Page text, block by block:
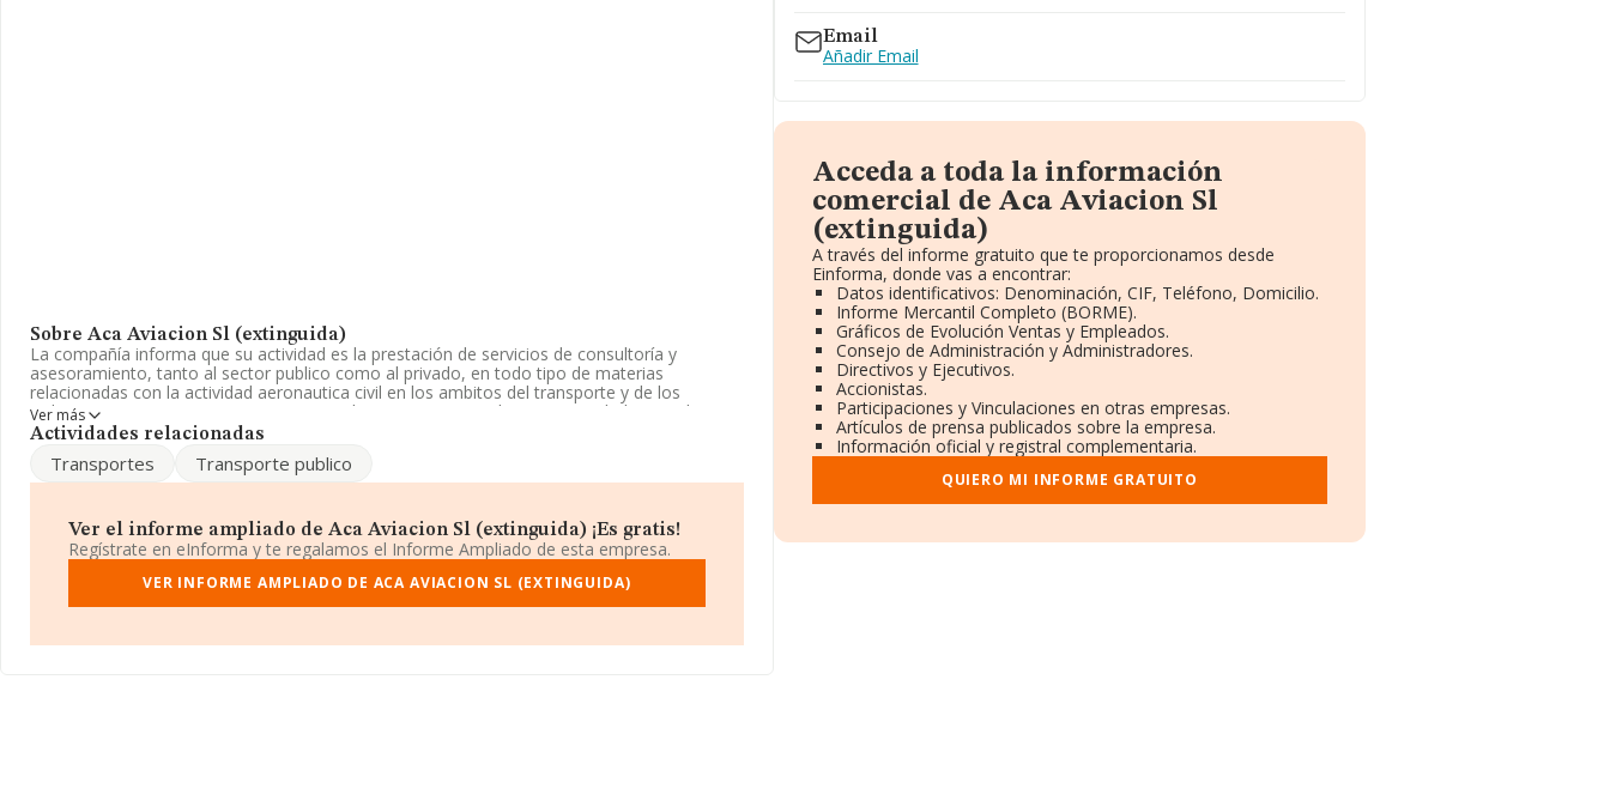
Sobre Aca Aviacion Sl (extinguida)
La compañía informa que su actividad es la prestación de servicios de consultoría y
asesoramiento, tanto al sector publico como al privado, en todo tipo de materias
relacionadas con la actividad aeronautica civil en los ambitos del transporte y de los
trabajo. La empresa aparece inscrita en el Registro Mercantil como Sociedad Limitada.
Tiene CNAE: 6910 - 'Actividades jurídicas'. La empresa no tiene actividad en mercados
La web eswww.aca-aviacion.com.
La sociedad Aca Aviacion S.L (extinguida), NIF B83001750, está situada en Paseo
Castellana núm. 115, (28046), en el municipio de Madrid, Madrid.
En base a la información de la que dispone INFORMA sobre 28.030 compañías, la
facturación en el ámbito nacional alcanza los 6.290 millones de euros y el promedio de la
la información relativa a la provincia de Madrid, en la base de datos INFORMA constan
Ver más
Actividades relacionadas
Transportes Transporte publico
Ver el informe ampliado de Aca Aviacion Sl (extinguida) ¡Es gratis!
Regístrate en eInforma y te regalamos el Informe Ampliado de esta empresa.
VER INFORME AMPLIADO DE ACA AVIACION SL (EXTINGUIDA)
Email
Añadir Email
Acceda a toda la información
comercial de Aca Aviacion Sl
(extinguida)
A través del informe gratuito que te proporcionamos desde
Einforma, donde vas a encontrar:
Datos identificativos: Denominación, CIF, Teléfono, Domicilio.
Informe Mercantil Completo (BORME).
Gráficos de Evolución Ventas y Empleados.
Consejo de Administración y Administradores.
Directivos y Ejecutivos.
Accionistas.
Participaciones y Vinculaciones en otras empresas.
Artículos de prensa publicados sobre la empresa.
Información oficial y registral complementaria.
QUIERO MI INFORME GRATUITO